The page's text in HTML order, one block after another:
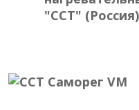
"ССТ" (Россия)